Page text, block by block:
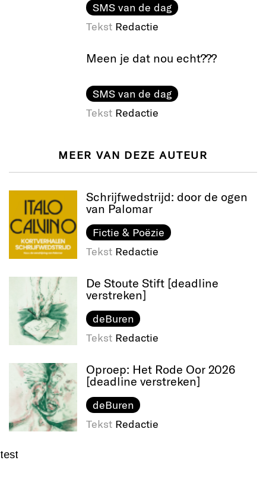
SMS van de dag
Tekst Redactie
Meen je dat nou echt???
SMS van de dag
Tekst Redactie
MEER VAN DEZE AUTEUR
Schrijfwedstrijd: door de ogen
van Palomar
Fictie & Poëzie
Tekst Redactie
De Stoute Stift [deadline
verstreken]
deBuren
Tekst Redactie
Oproep: Het Rode Oor 2026
[deadline verstreken]
deBuren
Tekst Redactie
test